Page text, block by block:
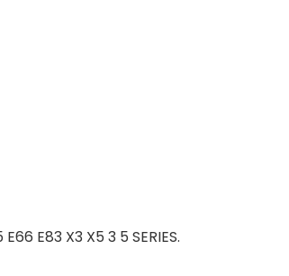
E83 X3 X5 3 5 SERIES.